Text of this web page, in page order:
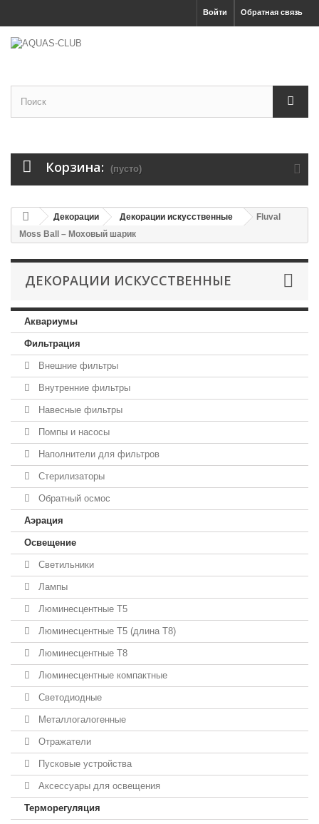
Обратная связь
Войти
Корзина: (пусто)
Декорации Декорации искусственные
Fluval
Moss Ball – Моховый шарик
ДЕКОРАЦИИ ИСКУССТВЕННЫЕ
Аквариумы
Фильтрация
Внешние фильтры
Внутренние фильтры
Навесные фильтры
Помпы и насосы
Наполнители для фильтров
Стерилизаторы
Обратный осмос
Аэрация
Освещение
Светильники
Лампы
Люминесцентные T5
Люминесцентные T5 (длина T8)
Люминесцентные T8
Люминесцентные компактные
Светодиодные
Металлогалогенные
Отражатели
Пусковые устройства
Аксессуары для освещения
Терморегуляция